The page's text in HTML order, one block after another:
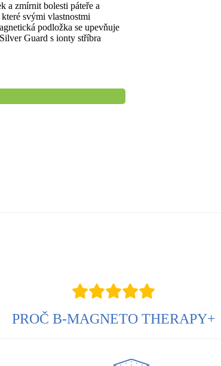
a zmírnit bolesti páteře a
svými vlastnostmi
podložka se upevňuje
Guard s ionty stříbra
PROČ B-MAGNETO THERAPY+